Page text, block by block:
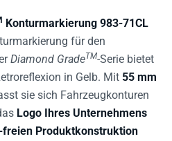
Konturmarkierung 983-71CL
für den
Diamond GradeTM-Serie bietet
in Gelb. Mit 55 mm
sie sich Fahrzeugkonturen
Logo Ihres Unternehmens
freien Produktkonstruktion